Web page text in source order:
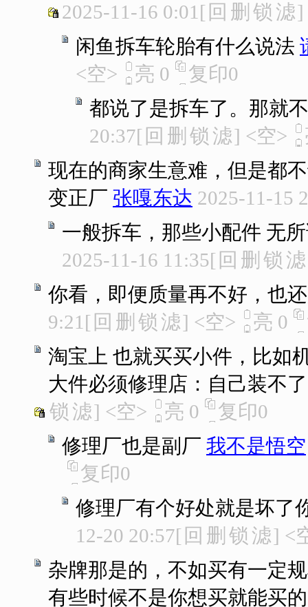
2025-11-16 0:01 [ 回 删 锁 滤]
闲鱼拆车轮胎有什么说法
<空>
亮 0 复印0
都说了是拆车了。那就
20:37[ 回 删 锁 滤] <空>
现在的商家生意难，但是都
变正厂 张嘎东达 2025-11-15
一般拆车，那些小配件 无
2025-11-16 11:35[ 回 删 锁 滤
你看，即便质量再不好，也
9:21 [ 回 删 锁 滤] <空> 亮 0
淘宝上 也就买买小件，比如
大件必须修理店：自己装不
锁 滤] <空> 亮 0 复印0
修理厂也是副厂 我不是悟空
复印0
修理厂有个好处就是坏了
12-20 20:57[ 回 删 锁 滤] <
杂牌那是的，不如买有一定
有些时候不是你想买就能买的